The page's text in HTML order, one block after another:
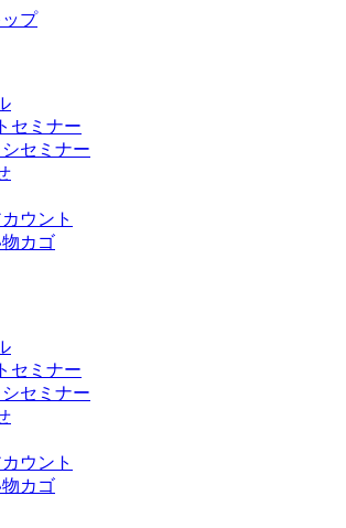
プ
セミナー
セミナー
ウント
カゴ
セミナー
セミナー
ウント
カゴ